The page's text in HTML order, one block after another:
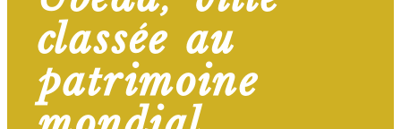
classée au
patrimoine